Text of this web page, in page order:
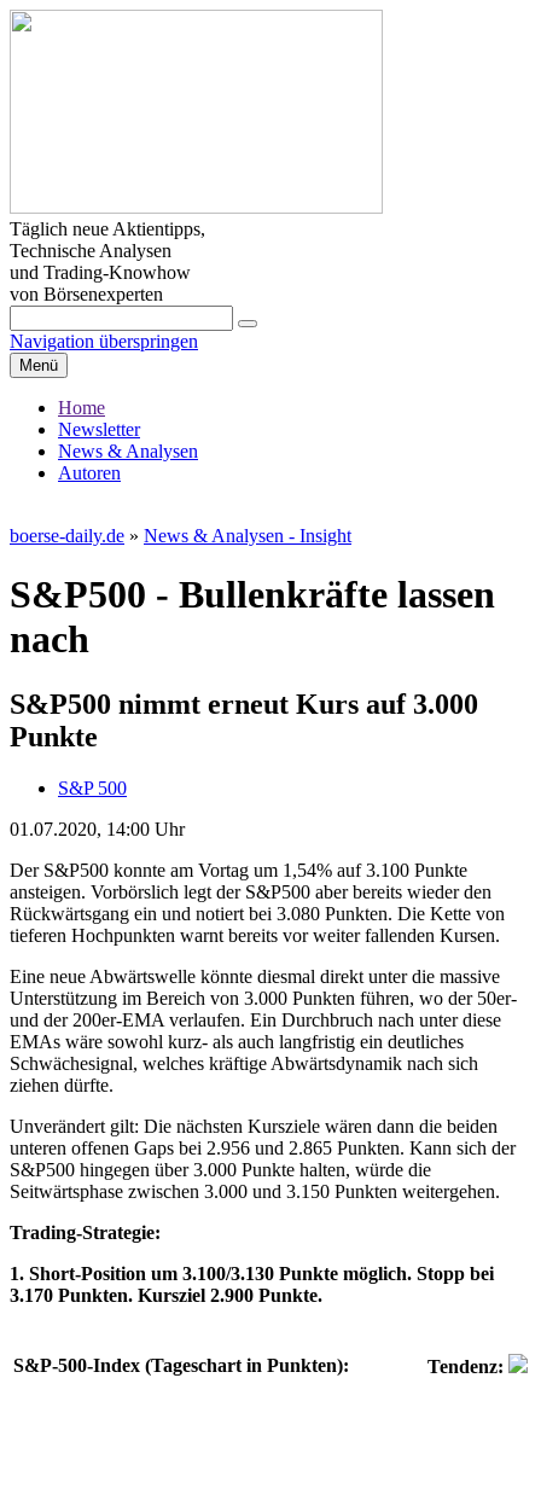
Täglich neue Aktientipps,
Technische Analysen
und Trading-Knowhow
von Börsenexperten
Navigation überspringen
Menü
Home
Newsletter
News & Analysen
Autoren
boerse-daily.de » News & Analysen - Insight
S&P500 - Bullenkräfte lassen
nach
S&P500 nimmt erneut Kurs auf 3.000
Punkte
S&P 500
01.07.2020, 14:00 Uhr
Der S&P500 konnte am Vortag um 1,54% auf 3.100 Punkte
ansteigen. Vorbörslich legt der S&P500 aber bereits wieder den
Rückwärtsgang ein und notiert bei 3.080 Punkten. Die Kette von
tieferen Hochpunkten warnt bereits vor weiter fallenden Kursen.
Eine neue Abwärtswelle könnte diesmal direkt unter die massive
Unterstützung im Bereich von 3.000 Punkten führen, wo der 50er-
und der 200er-EMA verlaufen. Ein Durchbruch nach unter diese
EMAs wäre sowohl kurz- als auch langfristig ein deutliches
Schwächesignal, welches kräftige Abwärtsdynamik nach sich
ziehen dürfte.
Unverändert gilt: Die nächsten Kursziele wären dann die beiden
unteren offenen Gaps bei 2.956 und 2.865 Punkten. Kann sich der
S&P500 hingegen über 3.000 Punkte halten, würde die
Seitwärtsphase zwischen 3.000 und 3.150 Punkten weitergehen.
Trading-Strategie:
1. Short-Position um 3.100/3.130 Punkte möglich. Stopp bei
3.170 Punkten. Kursziel 2.900 Punkte.
S&P-500-Index (Tageschart in Punkten): Tendenz: